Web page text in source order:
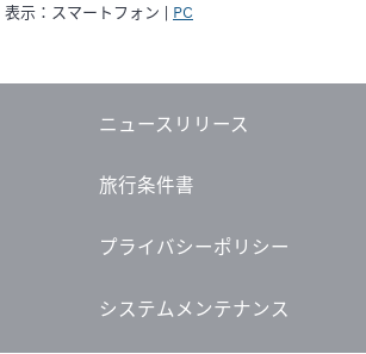
表示： スマートフォン | PC
ニュースリリース
旅行条件書
プライバシーポリシー
システムメンテナンス